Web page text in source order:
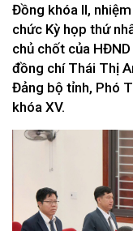
Đồng khóa II,
chức Kỳ họp thứ
chủ chốt của
đồng chí Thái Thị
Đảng bộ tỉnh, Phó
khóa XV.